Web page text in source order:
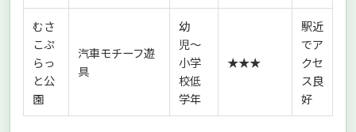
むさ
こぷ
らっ
と公
園
汽車モチーフ遊
具
幼
児〜
小学
校低
学年
★★★
駅近
でア
クセ
ス良
好